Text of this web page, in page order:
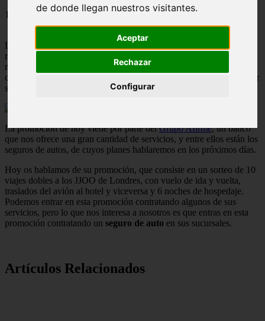
de donde llegan nuestros visitantes.
Aceptar
Rechazar
Configurar
1398
Las aseguradoras siempre están a la caza de clientes, y una de las
mejores maneras es hacer promociones en las que nos dan algún
regalo. En muchas ocasiones, nuestra irracionalidad nos lleva a
contratar antes un
porque nos dan un regalo que por
su buen precio.
La promoción de hoy viene por parte delGrupo Afirme, un banco
que nos ofrece una gran cantidad de servicios, y entre ellos están los
seguros de autos, de cuyos planes hablaremos en los próximos días.
Hoy os hablamos de su promoción, que consiste en un sorteo de 10
viajes dobles a los JJOO de Londres, con vuelo de ida y vuelta,
traslados del avión al hotel y viceversa y 6 noches de hospedaje.
Podemos entrar en esta promoción contratando algunos de sus
servicios, pero lo que nos interesa a nosotros es que entras en esta
promoción contratando un seguro de auto en sus sucursales.
Artículos Relacionados